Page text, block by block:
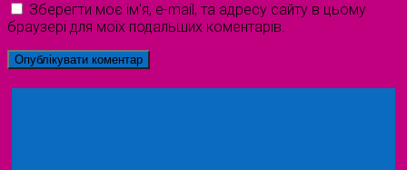
Зберегти моє ім'я, e-mail, та адресу сайту в цьому
браузері для моїх подальших коментарів.